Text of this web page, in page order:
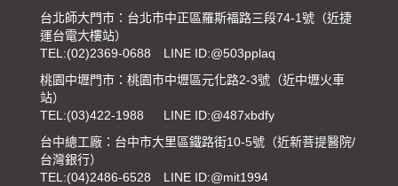
台北師大門市：台北市中正區羅斯福路三段74-1號（近捷
運台電大樓站）
TEL:(02)2369-0688
LINE ID:@503pplaq
桃園中壢門市：桃園市中壢區元化路2-3號（近中壢火車
站）
TEL:(03)422-1988
LINE ID:@487xbdfy
台中總工廠：台中市大里區鐵路街10-5號（近新菩提醫院/
台灣銀行）
TEL:(04)2486-6528
LINE ID:@mit1994